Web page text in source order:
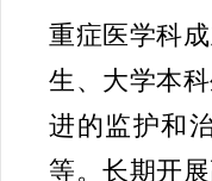
重症医学科
生、大学本
进的监护和
等。长期开